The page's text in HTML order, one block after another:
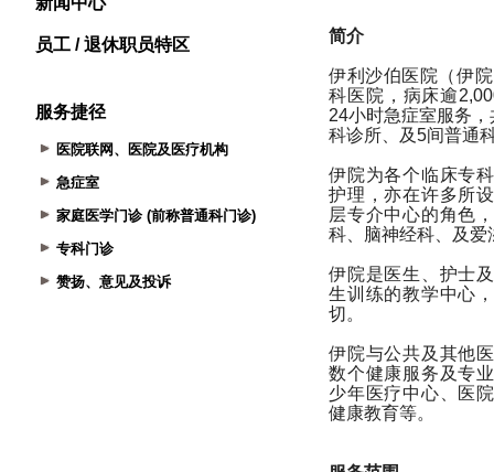
员工 / 退休职员特区
服务捷径
医院联网、医院及医疗机构
急症室
家庭医学门诊 (前称普通科门诊)
专科门诊
赞扬、意见及投诉